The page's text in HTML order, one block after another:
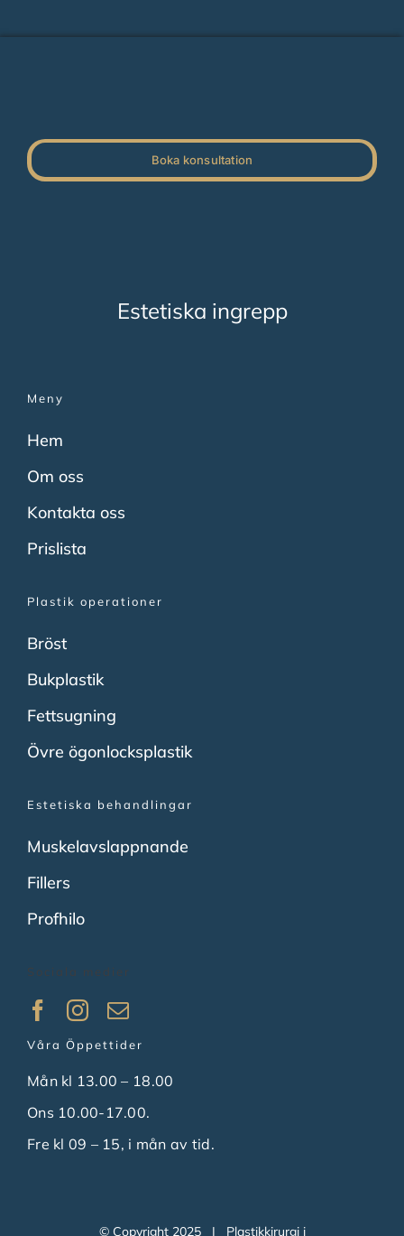
Boka konsultation
Estetiska ingrepp
Meny
Hem
Om oss
Kontakta oss
Prislista
Plastik operationer
Bröst
Bukplastik
Fettsugning
Övre ögonlocksplastik
Estetiska behandlingar
Muskelavslappnande
Fillers
Profhilo
Sociala medier
Våra Öppettider
Mån kl 13.00 – 18.00
Ons 10.00-17.00.
Fre kl 09 – 15, i mån av tid.
© Copyright 2025 | Plastikkirurgi i